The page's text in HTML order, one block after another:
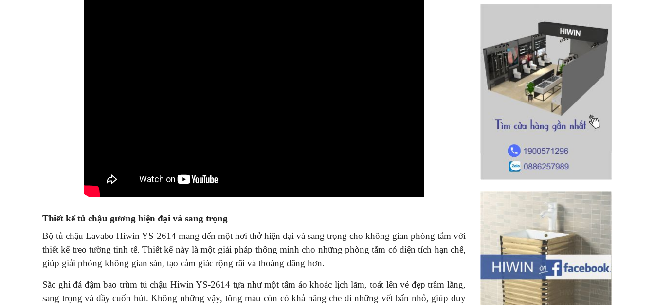
Thiết kế tủ chậu gương hiện đại và sang trọng
Bộ tủ chậu Lavabo Hiwin YS-2614 mang đến một hơi thở hiện đại và sang trọng cho không gian phòng tắm với
thiết kế treo tường tinh tế. Thiết kế này là một giải pháp thông minh cho những phòng tắm có diện tích hạn chế,
giúp giải phóng không gian sàn, tạo cảm giác rộng rãi và thoáng đãng hơn.
Sắc ghi đá đậm bao trùm tủ chậu Hiwin YS-2614 tựa như một tấm áo khoác lịch lãm, toát lên vẻ đẹp trầm lắng,
sang trọng và đầy cuốn hút. Không những vậy, tông màu còn có khả năng che đi những vết bẩn nhỏ, giúp duy